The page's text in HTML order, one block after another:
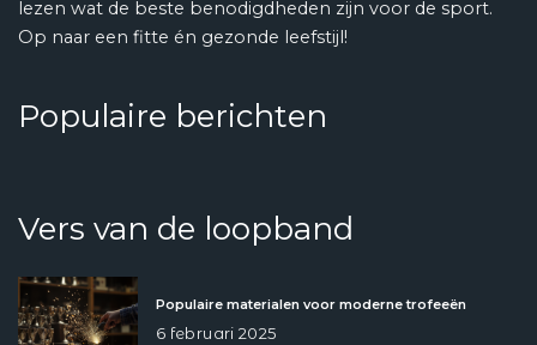
lezen wat de beste benodigdheden zijn voor de sport.
Op naar een fitte én gezonde leefstijl!
Populaire berichten
Vers van de loopband
Populaire materialen voor moderne trofeeën
6 februari 2025